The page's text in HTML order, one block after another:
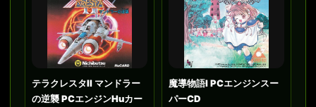
テラクレスタII マンドラー
の逆襲 PCエンジンHuカー
魔導物語I PCエンジンスー
パーCD